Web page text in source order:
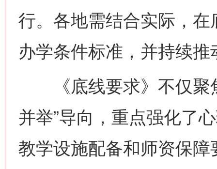
行。各地需结合实际，
办学条件标准，并持续
《底线要求》不仅聚
并举”导向，重点强化了
教学设施配备和师资保